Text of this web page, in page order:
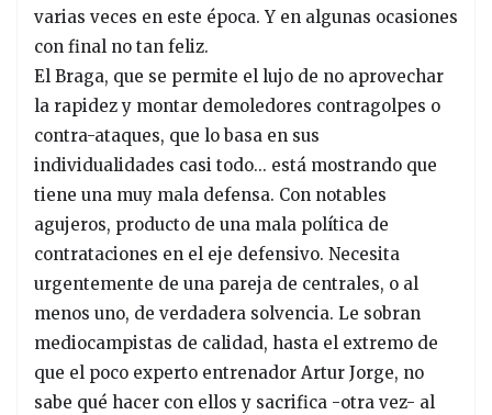
varias veces en este época. Y en algunas ocasiones
con final no tan feliz.
El Braga, que se permite el lujo de no aprovechar
la rapidez y montar demoledores contragolpes o
contra-ataques, que lo basa en sus
individualidades casi todo... está mostrando que
tiene una muy mala defensa. Con notables
agujeros, producto de una mala política de
contrataciones en el eje defensivo. Necesita
urgentemente de una pareja de centrales, o al
menos uno, de verdadera solvencia. Le sobran
mediocampistas de calidad, hasta el extremo de
que el poco experto entrenador Artur Jorge, no
sabe qué hacer con ellos y sacrifica -otra vez- al